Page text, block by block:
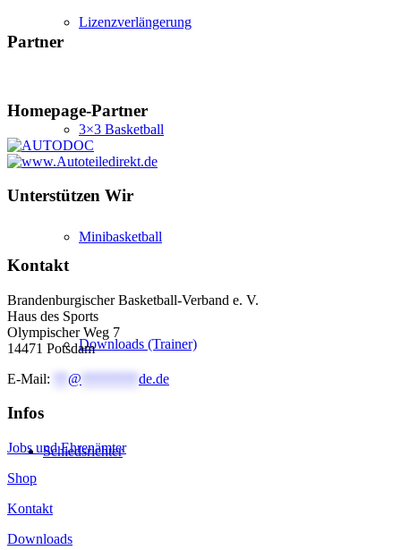
Lizenzverlängerung
3×3 Basketball
Minibasketball
Downloads (Trainer)
Schiedsrichter
Partner
Homepage-Partner
Unterstützen Wir
Kontakt
Brandenburgischer Basketball-Verband e. V.
Haus des Sports
Olympischer Weg 7
14471 Potsdam
E-Mail:
@ de.de
Infos
Jobs und Ehrenämter
Shop
Kontakt
Downloads